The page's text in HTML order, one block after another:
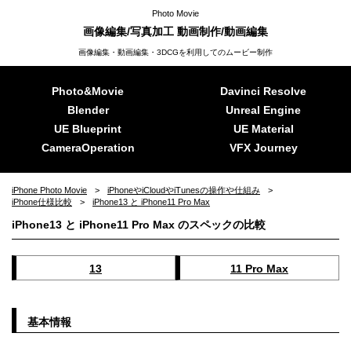
Photo Movie
画像編集/写真加工 動画制作/動画編集
画像編集・動画編集・3DCGを利用してのムービー制作
Photo&Movie
Davinci Resolve
Blender
Unreal Engine
UE Blueprint
UE Material
CameraOperation
VFX Journey
iPhone Photo Movie
iPhoneやiCloudやiTunesの操作や仕組み
iPhone仕様比較
iPhone13 と iPhone11 Pro Max
iPhone13 と iPhone11 Pro Max のスペックの比較
13 11 Pro Max
基本情報